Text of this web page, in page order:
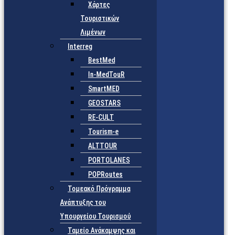
Χάρτες
Τουριστικών
Λιμένων
Interreg
BestMed
In-MedTouR
SmartMED
GEOSTARS
RE-CULT
Tourism-e
ALTTOUR
PORTOLANES
POPRoutes
Τομεακό Πρόγραμμα
Ανάπτυξης του
Υπουργείου Τουρισμού
Ταμείο Ανάκαμψης και